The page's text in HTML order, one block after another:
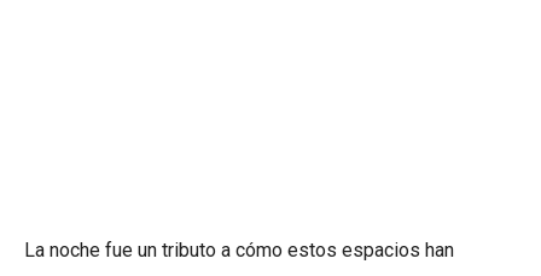
La noche fue un tributo a cómo estos espacios han